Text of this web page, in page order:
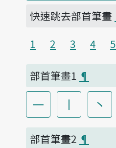
快速跳去部首筆畫
1
2 3 4 5
部首筆畫1 ¶
一 丨 丶
部首筆畫2 ¶